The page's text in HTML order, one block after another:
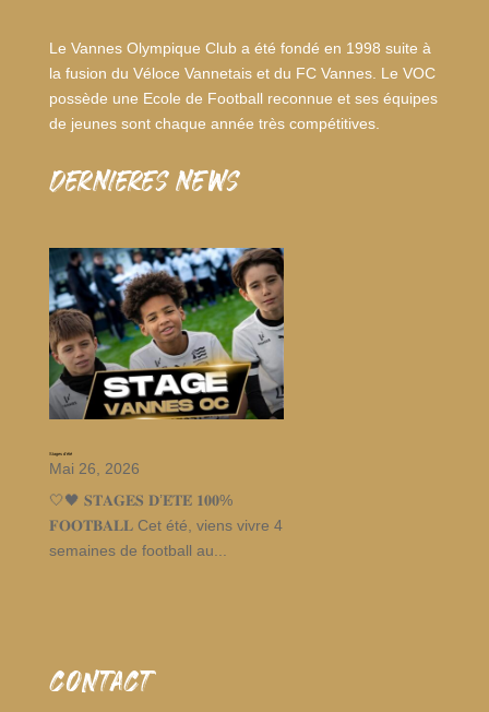
Le Vannes Olympique Club a été fondé en 1998 suite à
la fusion du Véloce Vannetais et du FC Vannes. Le VOC
possède une Ecole de Football reconnue et ses équipes
de jeunes sont chaque année très compétitives.
dernieres news
Stages d’été
Mai 26, 2026
🤍🖤 𝐒𝐓𝐀𝐆𝐄𝐒 𝐃’𝐄́𝐓𝐄́ 𝟏𝟎𝟎%
𝐅𝐎𝐎𝐓𝐁𝐀𝐋𝐋 Cet été, viens vivre 4
semaines de football au...
CONTACT